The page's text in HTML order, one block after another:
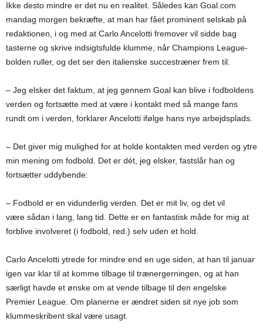
Ikke desto mindre er det nu en realitet. Således kan Goal.com
mandag morgen bekræfte, at man har fået prominent selskab på
redaktionen, i og med at Carlo Ancelotti fremover vil sidde bag
tasterne og skrive indsigtsfulde klumme, når Champions League-
bolden ruller, og det ser den italienske succestræner frem til.
– Jeg elsker det faktum, at jeg gennem Goal kan blive i fodboldens
verden og fortsætte med at være i kontakt med så mange fans
rundt om i verden, forklarer Ancelotti ifølge hans nye arbejdsplads.
– Det giver mig mulighed for at holde kontakten med verden og ytre
min mening om fodbold. Det er dét, jeg elsker, fastslår han og
fortsætter uddybende:
– Fodbold er en vidunderlig verden. Det er mit liv, og det vil
være sådan i lang, lang tid. Dette er en fantastisk måde for mig at
forblive involveret (i fodbold, red.) selv uden et hold.
Carlo Ancelotti ytrede for mindre end en uge siden, at han til januar
igen var klar til at komme tilbage til trænergerningen, og at han
særligt havde et ønske om at vende tilbage til den engelske
Premier League. Om planerne er ændret siden sit nye job som
klummeskribent skal være usagt.